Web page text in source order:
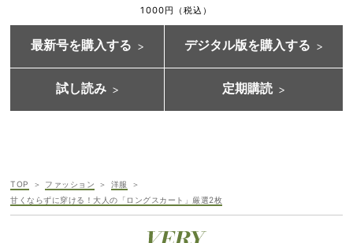
1000円（税込）
最新号を購入する デジタル版を購入する
試し読み 定期購読
TOP ファッション
洋服
甘くならずに穿ける！大人の「ロングスカート」厳選2枚